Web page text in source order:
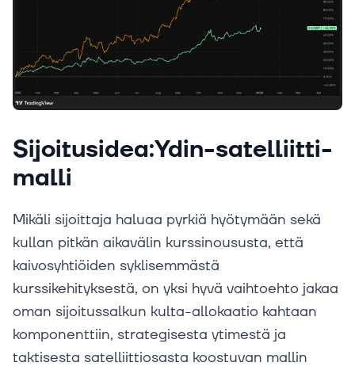
Sijoitusidea:Ydin-satelliitti-
malli
Mikäli sijoittaja haluaa pyrkiä hyötymään sekä
kullan pitkän aikavälin kurssinoususta, että
kaivosyhtiöiden syklisemmästä
kurssikehityksestä, on yksi hyvä vaihtoehto jakaa
oman sijoitussalkun kulta-allokaatio kahtaan
komponenttiin, strategisesta ytimestä ja
taktisesta satelliittiosasta koostuvan mallin